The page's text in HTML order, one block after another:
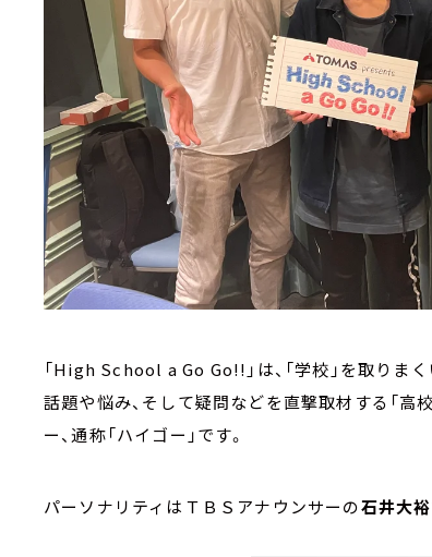
「High School a Go Go!!」は、「学校」を取り
話題や悩み、そして疑問などを直撃取材する「高
ー、通称「ハイゴー」です。
パーソナリティはＴＢＳアナウンサーの石井大裕